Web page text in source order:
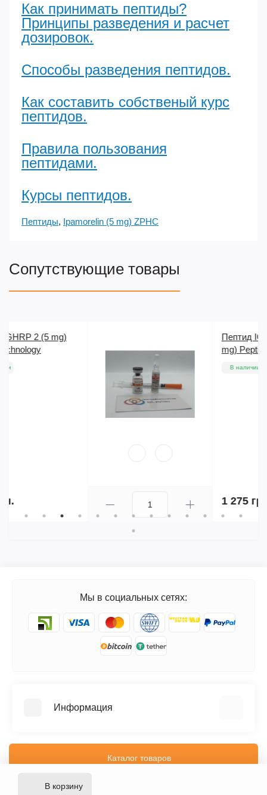
В корзину
Как принимать пептиды?
Принципы разведения и расчет
дозировок.
Способы разведения пептидов.
Как составить собственый курс
пептидов.
Правила пользования
пептидами.
Курсы пептидов.
Пептиды, Ipamorelin (5 mg) ZPHC
Сопутствующие товары
Пептид IGF1 DES (1-3) (1
mg) PeptideSciences
В наличии
1 275 грн.
Мы в социальных сетях:
Информация
Доставка и оплата
Каталог товаров